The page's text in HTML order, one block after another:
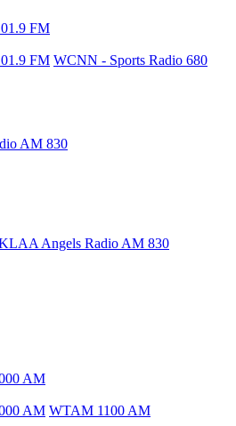
FM
FM WCNN - Sports Radio 680
AM 830
Angels Radio AM 830
AM
AM WTAM 1100 AM